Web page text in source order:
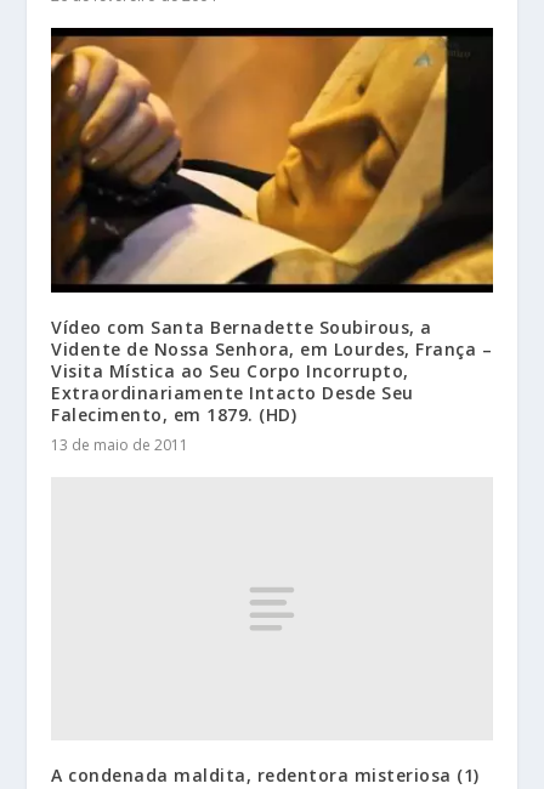
Vídeo com Santa Bernadette Soubirous, a
Vidente de Nossa Senhora, em Lourdes, França –
Visita Mística ao Seu Corpo Incorrupto,
Extraordinariamente Intacto Desde Seu
Falecimento, em 1879. (HD)
13 de maio de 2011
A condenada maldita, redentora misteriosa (1)